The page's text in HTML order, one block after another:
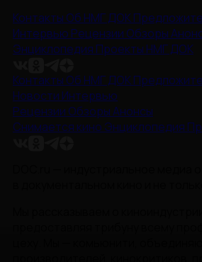
Контакты Об НМГ ДОК
Интервью Рецензии Обзоры
Энциклопедия Проекты НМГ ДОК
Контакты Об НМГ ДОК
Новости Интервью
Рецензии ОбзорыАнонсы
Снимается кино Энциклопедия